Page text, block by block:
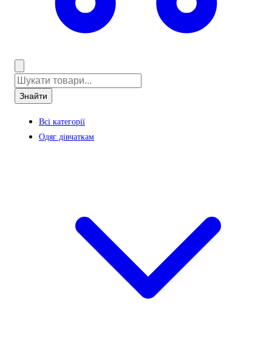
Знайти
Всі категорії
Одяг дівчаткам